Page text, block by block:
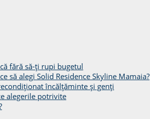
fără să-ți rupi bugetul
să alegi Solid Residence Skyline Mamaia?
încălțăminte și genți
alegerile potrivite